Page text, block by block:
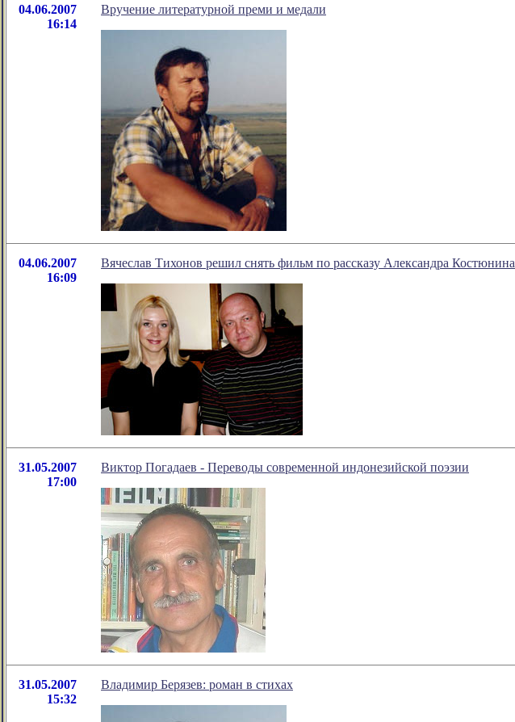
04.06.2007
16:14
Вручение литературной преми и медали
04.06.2007
16:09
Вячеслав Тихонов решил снять фильм по рассказу Александра Костюнина
31.05.2007
17:00
Виктор Погадаев - Переводы современной индонезийской поэзии
31.05.2007
15:32
Владимир Берязев: роман в стихах